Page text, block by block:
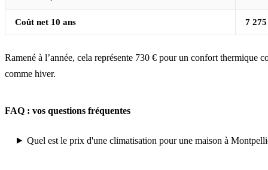
Coût net 10 ans 7
Ramené à l’année, cela représente 730 € pour un confort thermique
comme hiver.
FAQ : vos questions fréquentes
Quel est le prix d'une climatisation pour une maison à